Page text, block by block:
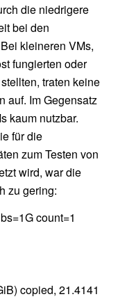
die niedrigere
bei den
kleineren VMs,
fungierten oder
traten keine
auf. Im Gegensatz
kaum nutzbar.
für die
zum Testen von
wird, war die
zu gering:
count=1
copied, 21.4141